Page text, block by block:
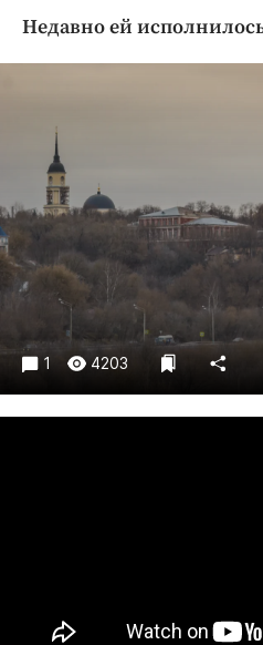
Авто и транспорт
Образование
Общество
Праздники
Происшествия
Спорт
Экономика и бизнес
ПРОЕКТЫ
Бренд года
Недавно ей
1 4203